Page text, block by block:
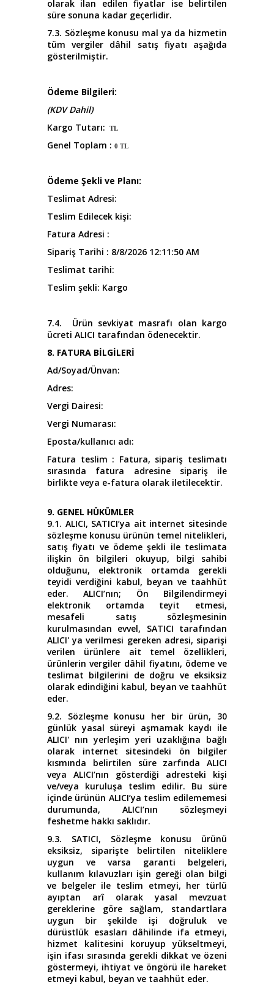
olarak ilan edilen fiyatlar ise belirtilen
süre sonuna kadar geçerlidir.
7.3. Sözleşme konusu mal ya da hizmetin
tüm vergiler dâhil satış fiyatı aşağıda
gösterilmiştir.
Ödeme Bilgileri:
(KDV Dahil)
Kargo Tutarı:
TL
Genel Toplam : 0 TL
Ödeme Şekli ve Planı:
Teslimat Adresi:
Teslim Edilecek kişi:
Fatura Adresi :
Sipariş Tarihi : 8/8/2026 12:11:50 AM
Teslimat tarihi:
Teslim şekli: Kargo
7.4. Ürün sevkiyat masrafı olan kargo
ücreti ALICI tarafından ödenecektir.
8. FATURA BİLGİLERİ
Ad/Soyad/Ünvan:
Adres:
Vergi Dairesi:
Vergi Numarası:
Eposta/kullanıcı adı:
Fatura teslim : Fatura, sipariş teslimatı
sırasında fatura adresine sipariş ile
birlikte veya e-fatura olarak iletilecektir.
9. GENEL HÜKÜMLER
9.1. ALICI, SATICI’ya ait internet sitesinde
sözleşme konusu ürünün temel nitelikleri,
satış fiyatı ve ödeme şekli ile teslimata
ilişkin ön bilgileri okuyup, bilgi sahibi
olduğunu, elektronik ortamda gerekli
teyidi verdiğini kabul, beyan ve taahhüt
eder. ALICI’nın; Ön Bilgilendirmeyi
elektronik ortamda teyit etmesi,
mesafeli satış sözleşmesinin
kurulmasından evvel, SATICI tarafından
ALICI' ya verilmesi gereken adresi, siparişi
verilen ürünlere ait temel özellikleri,
ürünlerin vergiler dâhil fiyatını, ödeme ve
teslimat bilgilerini de doğru ve eksiksiz
olarak edindiğini kabul, beyan ve taahhüt
eder.
9.2. Sözleşme konusu her bir ürün, 30
günlük yasal süreyi aşmamak kaydı ile
ALICI' nın yerleşim yeri uzaklığına bağlı
olarak internet sitesindeki ön bilgiler
kısmında belirtilen süre zarfında ALICI
veya ALICI’nın gösterdiği adresteki kişi
ve/veya kuruluşa teslim edilir. Bu süre
içinde ürünün ALICI’ya teslim edilememesi
durumunda, ALICI’nın sözleşmeyi
feshetme hakkı saklıdır.
9.3. SATICI, Sözleşme konusu ürünü
eksiksiz, siparişte belirtilen niteliklere
uygun ve varsa garanti belgeleri,
kullanım kılavuzları işin gereği olan bilgi
ve belgeler ile teslim etmeyi, her türlü
ayıptan arî olarak yasal mevzuat
gereklerine göre sağlam, standartlara
uygun bir şekilde işi doğruluk ve
dürüstlük esasları dâhilinde ifa etmeyi,
hizmet kalitesini koruyup yükseltmeyi,
işin ifası sırasında gerekli dikkat ve özeni
göstermeyi, ihtiyat ve öngörü ile hareket
etmeyi kabul, beyan ve taahhüt eder.